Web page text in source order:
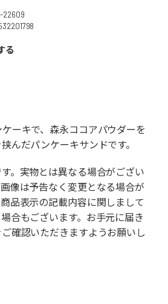
22609
る
ーキで、森永ココアパウダーを
んだパンケーキサンドです。
。実物とは異なる場合がござい
像は予告なく変更となる場合が
品表示の記載内容に関しまして
合もございます。お手元に届き
確認いただきますようお願いし